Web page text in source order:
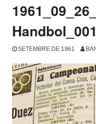
SETEMBRE DE 1961